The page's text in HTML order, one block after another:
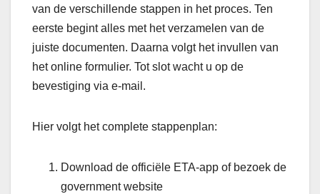
van de verschillende stappen in het proces. Ten
eerste begint alles met het verzamelen van de
juiste documenten. Daarna volgt het invullen van
het online formulier. Tot slot wacht u op de
bevestiging via e-mail.
Hier volgt het complete stappenplan:
Download de officiële ETA-app of bezoek de
government website